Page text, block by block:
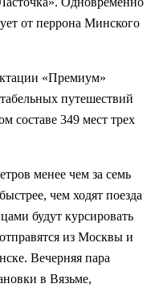
от перрона Минского
«Премиум»
путешествий
составе 349 мест трех
менее чем за семь
чем ходят поезда
будут курсировать
из Москвы и
Вечерняя пара
в Вязьме,